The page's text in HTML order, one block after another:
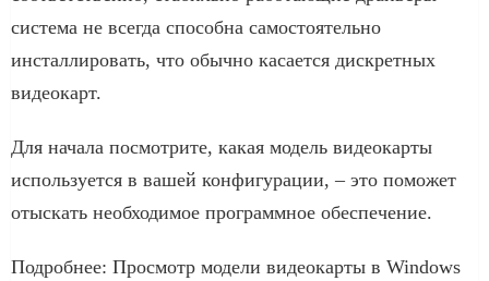
система не всегда способна самостоятельно
инсталлировать, что обычно касается дискретных
видеокарт.
Для начала посмотрите, какая модель видеокарты
используется в вашей конфигурации, – это поможет
отыскать необходимое программное обеспечение.
Подробнее: Просмотр модели видеокарты в Windows